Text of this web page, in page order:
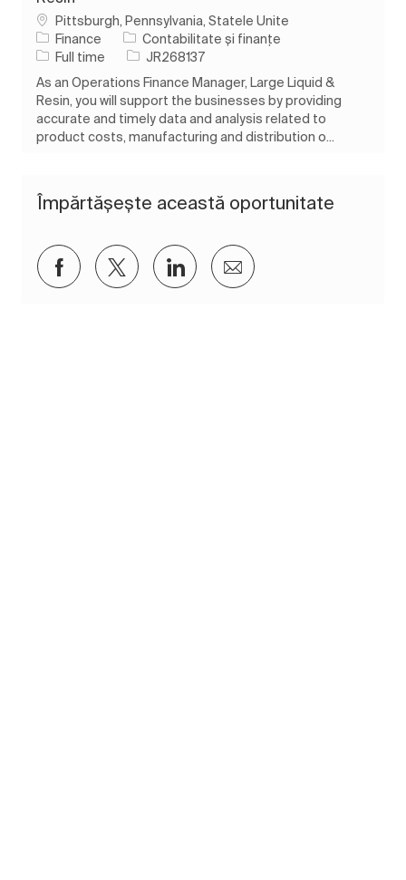
LocPittsburgh, Pennsylvania, Statele Unite
Finance
Categorie
Contabilitate și finanțe
Tipul postului
Full time Job IdJR268137
As an Operations Finance Manager, Large Liquid &
Resin, you will support the businesses by providing
accurate and timely data and analysis related to
product costs, manufacturing and distribution o...
Împărtășește această oportunitate
Distribuiți prin Facebook
Distribuiți prin twitter
Distribuiți prin LinkedIn
Distribuiți prin e-